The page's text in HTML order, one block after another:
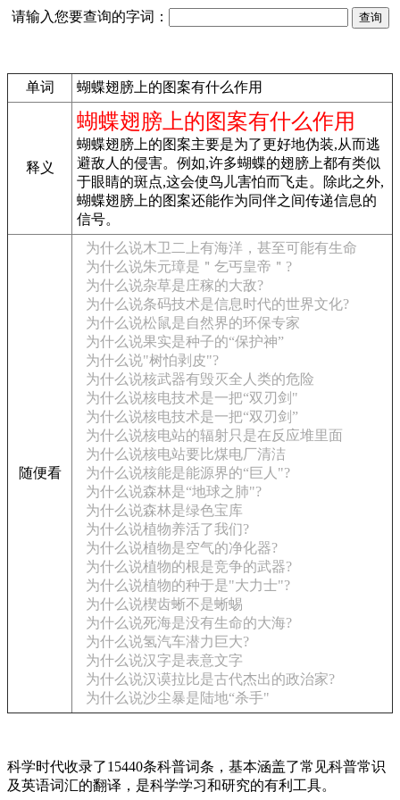
请输入您要查询的字词：
单词 蝴蝶翅膀上的图案有什么作用
释义
蝴蝶翅膀上的图案有什么作用
蝴蝶翅膀上的图案主要是为了更好地伪装,从而逃
避敌人的侵害。例如,许多蝴蝶的翅膀上都有类似
于眼睛的斑点,这会使鸟儿害怕而飞走。除此之外,
蝴蝶翅膀上的图案还能作为同伴之间传递信息的
信号。
随便看
为什么说木卫二上有海洋，甚至可能有生命
为什么说朱元璋是＂乞丐皇帝＂?
为什么说杂草是庄稼的大敌?
为什么说条码技术是信息时代的世界文化?
为什么说松鼠是自然界的环保专家
为什么说果实是种子的“保护神”
为什么说"树怕剥皮"?
为什么说核武器有毁灭全人类的危险
为什么说核电技术是一把“双刃剑"
为什么说核电技术是一把“双刃剑”
为什么说核电站的辐射只是在反应堆里面
为什么说核电站要比煤电厂清洁
为什么说核能是能源界的“巨人"?
为什么说森林是“地球之肺"?
为什么说森林是绿色宝库
为什么说植物养活了我们?
为什么说植物是空气的净化器?
为什么说植物的根是竞争的武器?
为什么说植物的种于是"大力士"?
为什么说楔齿蜥不是蜥蜴
为什么说死海是没有生命的大海?
为什么说氢汽车潜力巨大?
为什么说汉字是表意文字
为什么说汉谟拉比是古代杰出的政治家?
为什么说沙尘暴是陆地“杀手"
科学时代收录了15440条科普词条，基本涵盖了常见科普常识
及英语词汇的翻译，是科学学习和研究的有利工具。